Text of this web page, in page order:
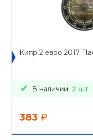
Кипр 2 евро 2017
В наличии: 2 шт
383 a